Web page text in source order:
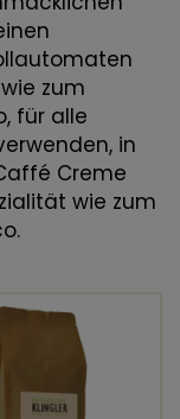
zum
für alle
in
Creme
wie zum